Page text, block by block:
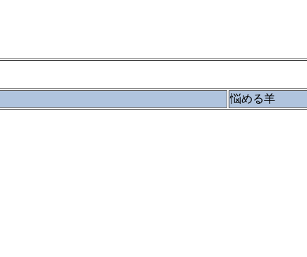
悩める羊